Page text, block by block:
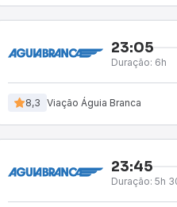
23:05
Duração: 6h
8,3 Viação Águia Branca
23:45
Duração: 5h